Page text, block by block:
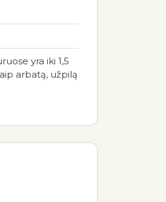
yra iki 1,5
arbatą, užpilą